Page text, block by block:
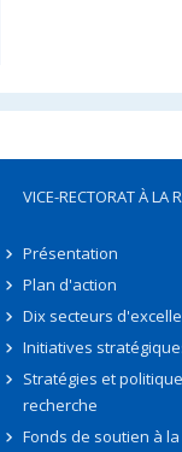
VICE-RECTORAT À LA
Présentation
Plan d'action
Dix secteurs
Initiatives
Stratégies et
recherche
Fonds de soutien à